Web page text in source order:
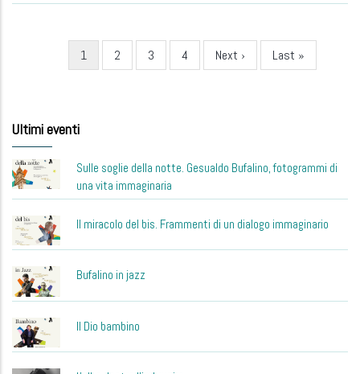
Current
page
1 Page
2 Page
3 Page
4
Next
page
Next ›
Last
page
Last »
Ultimi eventi
Sulle soglie della notte. Gesualdo Bufalino, fotogrammi di
una vita immaginaria
Il miracolo del bis. Frammenti di un dialogo immaginario
Bufalino in jazz
Il Dio bambino